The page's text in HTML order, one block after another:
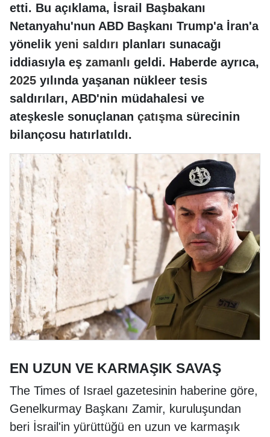
etti. Bu açıklama, İsrail Başbakanı
Netanyahu'nun ABD Başkanı Trump'a İran'a
yönelik yeni saldırı planları sunacağı
iddiasıyla eş zamanlı geldi. Haberde ayrıca,
2025 yılında yaşanan nükleer tesis
saldırıları, ABD'nin müdahalesi ve
ateşkesle sonuçlanan çatışmasürecinin
bilançosu hatırlatıldı.
EN UZUN VE KARMAŞIK SAVAŞ
The Times of Israel gazetesinin haberine göre,
Genelkurmay Başkanı Zamir, kuruluşundan
beri İsrail'in yürüttüğü en uzun ve karmaşık